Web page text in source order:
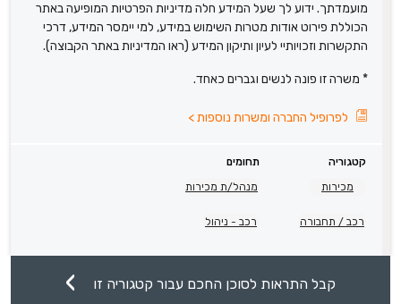
מועמדתך. ידוע לך שעל המידע חלה מדיניות הפרטיות המופיעה באתר
הכוללת פירוט אודות מטרות השימוש במידע, למי יימסר המידע, דרכי
התקשרות וזכויותיי לעיון ותיקון המידע (ראו המדיניות באתר הקבוצה).
* משרה זו פונה לנשים וגברים כאחד.
לפרופיל החברה ומשרות נוספות>
קטגוריה
תחומים
מכירות
מנהל/ת מכירות
רכב / תחבורה רכב - ניהול
קבל התראות לסוכן החכם עבור קטגוריה זו